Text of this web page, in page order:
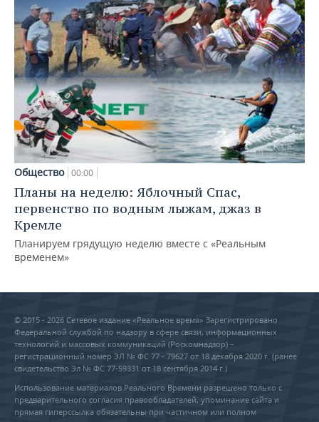
Общество 00:00
Планы на неделю: Яблочный Спас,
первенство по водным лыжам, джаз в
Кремле
Планируем грядущую неделю вместе с «Реальным
временем»
© 2015 - 2026 Сетевое издание «Реальное время» Зарегистрировано
Федеральной службой по надзору в сфере связи, информационных
технологий и массовых коммуникаций (Роскомнадзор) –
регистрационный номер ЭЛ № ФС 77 - 79627 от 18 декабря 2020 г. (ранее
свидетельство Эл № ФС 77-59331 от 18 сентября 2014 г.)
Использование материалов Реального Времени разрешено только с
предварительного согласия правообладателей, упоминание сайта и
прямая гиперссылка обязательны при частичном или полном